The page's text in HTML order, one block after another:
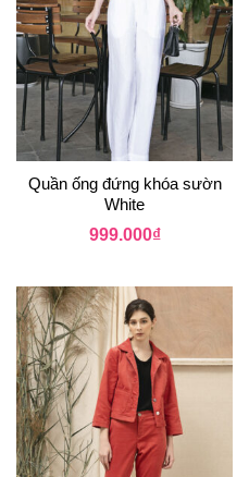
Quần ống đứng khóa sườn
White
999.000₫